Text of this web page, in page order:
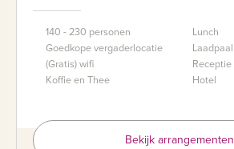
140 - 230 personen
Goedkope vergaderlocatie
(Gratis) wifi
Koffie en Thee
Lunch
Laadpaal
Receptie
Hotel
Bekijk arrangementen